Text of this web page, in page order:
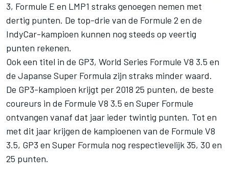
3, Formule E en LMP1 straks genoegen nemen met
dertig punten. De top-drie van de Formule 2 en de
IndyCar-kampioen kunnen nog steeds op veertig
punten rekenen.
Ook een titel in de GP3, World Series Formule V8 3.5 en
de Japanse Super Formula zijn straks minder waard.
De GP3-kampioen krijgt per 2018 25 punten, de beste
coureurs in de Formule V8 3.5 en Super Formule
ontvangen vanaf dat jaar ieder twintig punten. Tot en
met dit jaar krijgen de kampioenen van de Formule V8
3.5, GP3 en Super Formula nog respectievelijk 35, 30 en
25 punten.